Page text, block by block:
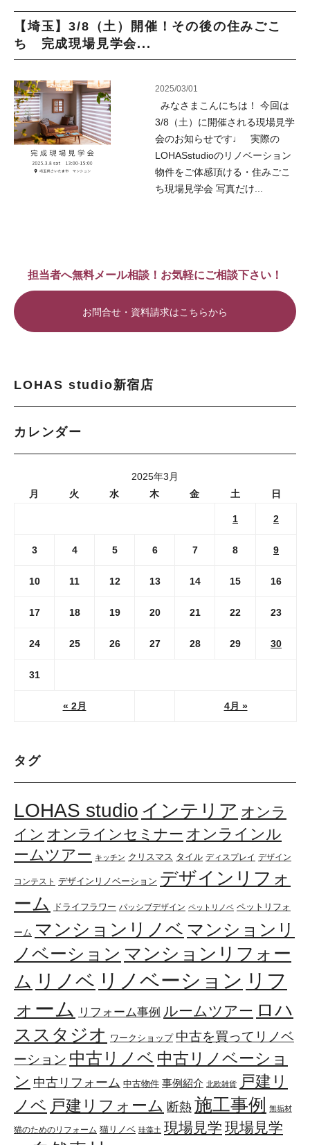
【埼玉】3/8（土）開催！その後の住みごこ
ち 完成現場見学会...
2025/03/01
みなさまこんにちは！ 今回は
3/8（土）に開催される現場見学
会のお知らせです♩ 実際の
LOHASstudioのリノベーション
物件をご体感頂ける・住みごこ
ち現場見学会 写真だけ...
担当者へ無料メール相談！お気軽にご相談下さい！
お問合せ・資料請求はこちらから
LOHAS studio新宿店
カレンダー
2025年3月
月
火 水 木 金 土 日
« 2月 4月 »
1 2
3 4 5 6 7 8 9
10 11 12 13 14 15 16
17 18 19 20 21 22 23
24 25 26 27 28 29 30
31
タグ
LOHAS studio インテリア オンラ
イン オンラインセミナー オンラインル
ームツアー キッチン クリスマス タイル ディスプレイ デザイン
コンテスト デザインリノベーション デザインリフォ
ーム
ドライフラワー パッシブデザイン ペットリノベ ペットリフォ
ーム マンションリノベ マンションリ
ノベーション マンションリフォー
ム リノベ リノベーション リフ
ォーム リフォーム事例 ルームツアー ロハ
ススタジオ ワークショップ 中古を買ってリノベ
ーション 中古リノベ 中古リノベーショ
ン 中古リフォーム 中古物件 事例紹介 北欧雑貨
戸建リ
ノベ 戸建リフォーム 断熱 施工事例 無垢材
猫のためのリフォーム 猫リノベ 珪藻土 現場見学 現場見学